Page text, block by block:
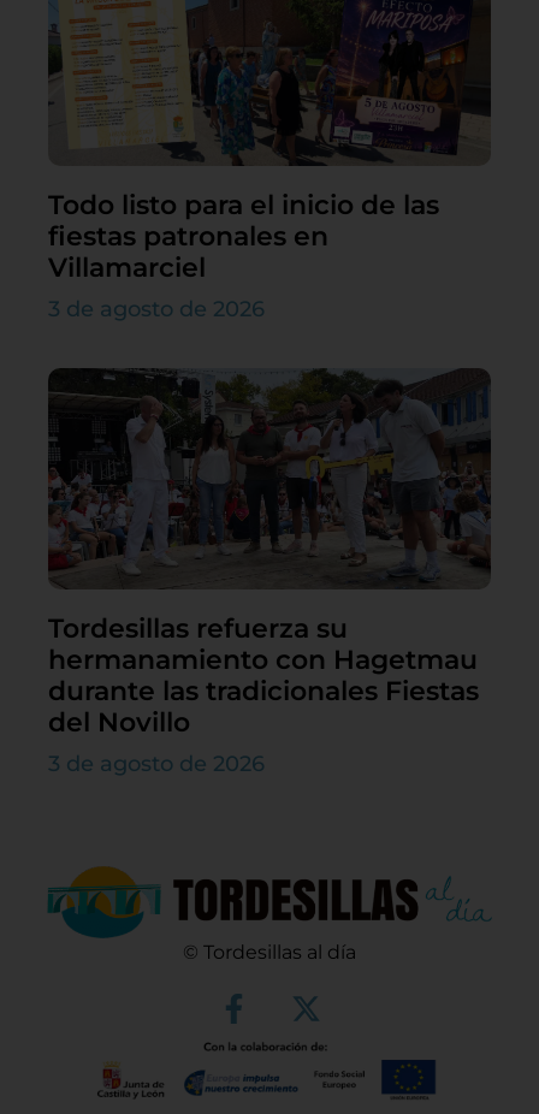
Todo listo para el inicio de las
fiestas patronales en
Villamarciel
3 de agosto de 2026
Tordesillas refuerza su
hermanamiento con Hagetmau
durante las tradicionales Fiestas
del Novillo
3 de agosto de 2026
© Tordesillas al día